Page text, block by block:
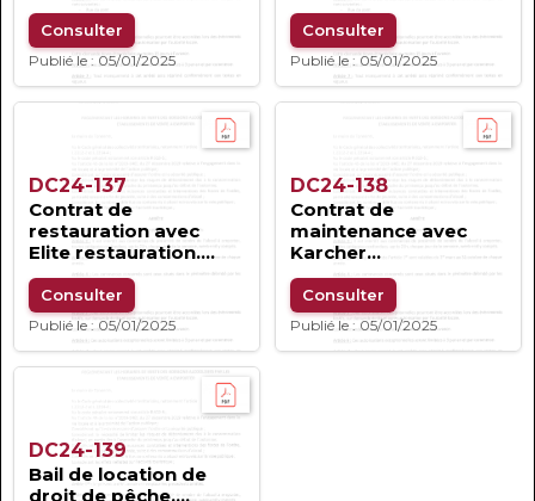
Consulter
Publié le : 05/01/2025
Consulter
Publié le : 05/01/2025
DC24-137
Contrat de
restauration avec
Elite restauration....
Consulter
Publié le : 05/01/2025
DC24-138
Contrat de
maintenance avec
Karcher...
Consulter
Publié le : 05/01/2025
DC24-139
Bail de location de
droit de pêche....